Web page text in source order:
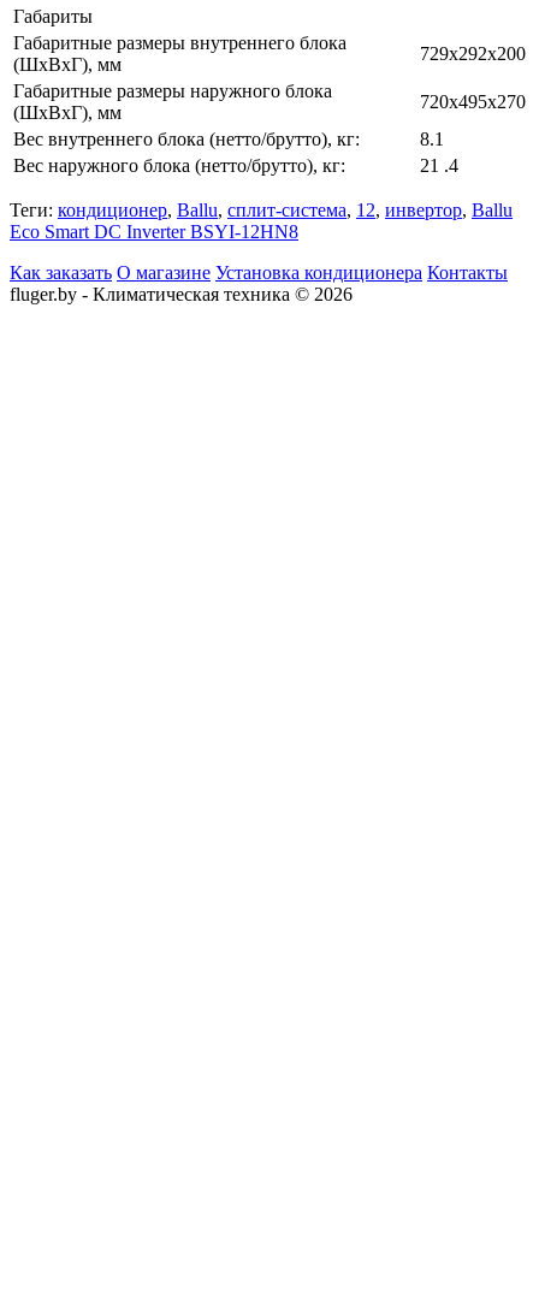
Габариты
Габаритные размеры внутреннего блока
(ШxВxГ), мм
729x292x200
Габаритные размеры наружного блока
(ШxВxГ), мм
720x495x270
Вес внутреннего блока (нетто/брутто), кг:
8.1
Вес наружного блока (нетто/брутто), кг:
21 .4
Теги: кондиционер, Ballu, сплит-система, 12, инвертор, Ballu
Eco Smart DC Inverter BSYI-12HN8
Как заказать О магазине Установка кондиционера Контакты
fluger.by - Климатическая техника © 2026